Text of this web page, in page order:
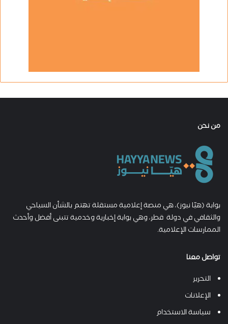
من نحن
بوابة (هيّا نيوز)، هي منصة إعلامية مستقلة تهتم بالشأن السياحي
والثقافي في دولة قطر، وهي بوابة إخبارية وخدمية تتبنى أفضل وأحدث
الممارسات الإعلامية.
تواصل معنا
التحرير
الإعلانات
سياسة الاستخدام